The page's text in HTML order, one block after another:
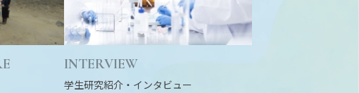
INTERVIEW
学生研究紹介・ インタビュー